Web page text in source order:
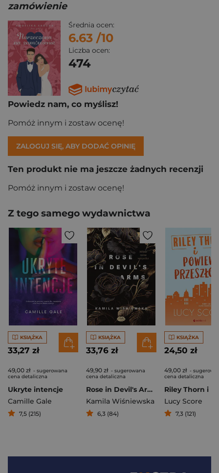
zamówienie
Średnia ocen:
6.63 /10
Liczba ocen:
474
Powiedz nam, co myślisz!
Pomóż innym i zostaw ocenę!
ZALOGUJ SIĘ, ABY DODAĆ OPINIĘ
Ten produkt nie ma jeszcze żadnych recenzji
Pomóż innym i zostaw ocenę!
Z tego samego wydawnictwa
KSIĄŻKA
33,27 zł
49,00 zł - sugerowana
cena detaliczna
Ukryte intencje
Camille Gale
7,5 (215)
KSIĄŻKA
33,76 zł
49,90 zł - sugerowana
cena detaliczna
Rose in Devil's Arms. Miłość mimo wszystko
Kamila Wiśniewska
6,3 (84)
KSIĄŻKA
24,50 zł
49,00 zł -
cena detaliczna
Lucy Score
7,3 (121)